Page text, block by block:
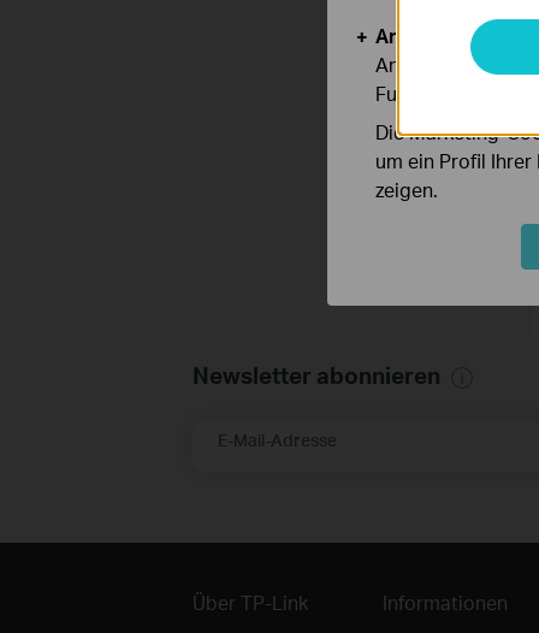
Newsletter abonnieren
E-Mail-Adresse
Über TP-Link Informationen
Analyse- und
Analyse-Cookies
Funktionsweise
Die Marketing-
um ein Profil Ihrer
zeigen.